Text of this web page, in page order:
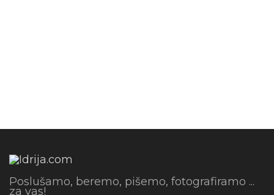
Poslušamo, beremo, pišemo, fotografiramo ...
za vas!